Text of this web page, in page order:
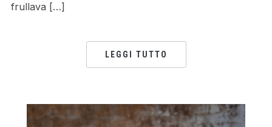
frullava […]
LEGGI TUTTO